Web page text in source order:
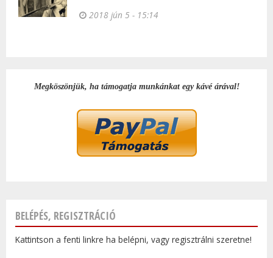
2018 jún 5 - 15:14
Megköszönjük, ha támogatja munkánkat egy kávé árával!
BELÉPÉS, REGISZTRÁCIÓ
Kattintson a fenti linkre ha belépni, vagy regisztrálni szeretne!